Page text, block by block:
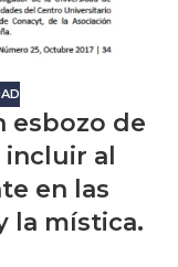
esbozo de
incluir al
en las
la mística.